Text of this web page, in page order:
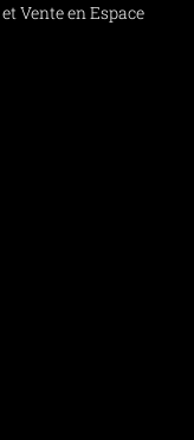
Vente en Espace